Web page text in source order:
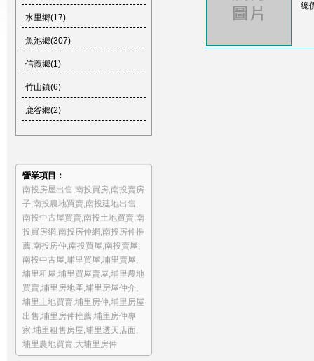
水里鄉(17)
魚池鄉(307)
信義鄉(1)
竹山鎮(6)
鹿谷鄉(2)
營業項目：
南投房屋出售,南投買房,南投賣房
子,南投農地買賣,南投建地出售,
南投中古屋買賣,南投土地買賣,南
投買房網 ,南投房仲網 ,南投房仲推
薦,南投房仲,南投買屋,南投賣屋,
南投中古屋,埔里買屋,埔里賣屋,
埔里租屋,埔里買屋賣屋,埔里農地
買賣,埔里房地產,埔里房屋仲介,
埔里土地買賣,埔里房仲,埔里房屋
出售,埔里房仲推薦,埔里房仲專
家,埔里租售房屋,埔里透天店面,
埔里農地買賣,大埔里房仲
總